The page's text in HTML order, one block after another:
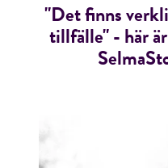
"Det finns
tillfälle" - här